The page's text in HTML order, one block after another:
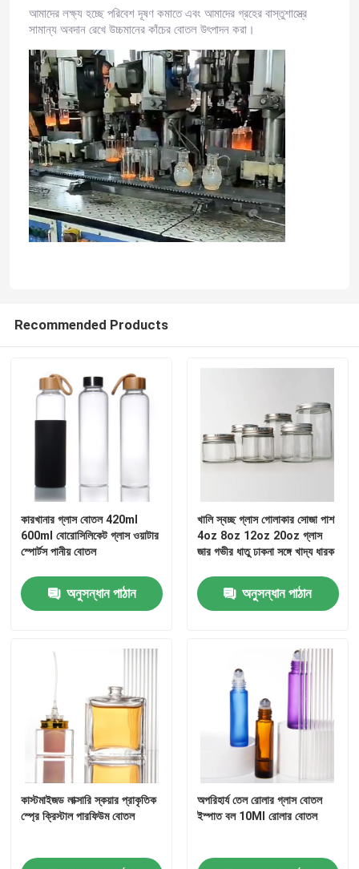
আমাদের লক্ষ্য হচ্ছে পরিবেশ দূষণ কমাতে এবং আমাদের গ্রহের বাস্তুশাস্ত্রে
সামান্য অবদান রেখে উচ্চমানের কাঁচের বোতল উৎপাদন করা।
Recommended Products
কারখানার গ্লাস বোতল 420ml
600ml বোরোসিলিকেট গ্লাস ওয়াটার
স্পোর্টস পানীয় বোতল
অনুসন্ধান পাঠান
খালি স্বচ্ছ গ্লাস গোলাকার সোজা পাশ
4oz 8oz 12oz 20oz গ্লাস
জার গভীর ধাতু ঢাকনা সঙ্গে খাদ্য ধারক
অনুসন্ধান পাঠান
কাস্টমাইজড লাক্সারি স্কয়ার প্রাকৃতিক
স্প্রে ক্রিস্টাল পারফিউম বোতল
অপরিহার্য তেল রোলার গ্লাস বোতল
ইস্পাত বল 10Ml রোলার বোতল